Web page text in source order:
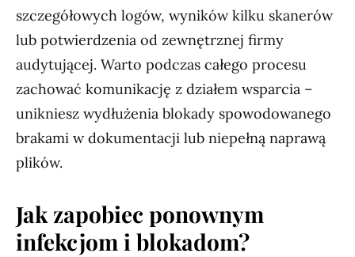
szczegółowych logów, wyników kilku skanerów
lub potwierdzenia od zewnętrznej firmy
audytującej. Warto podczas całego procesu
zachować komunikację z działem wsparcia –
unikniesz wydłużenia blokady spowodowanego
brakami w dokumentacji lub niepełną naprawą
plików.
Jak zapobiec ponownym
infekcjom i blokadom?